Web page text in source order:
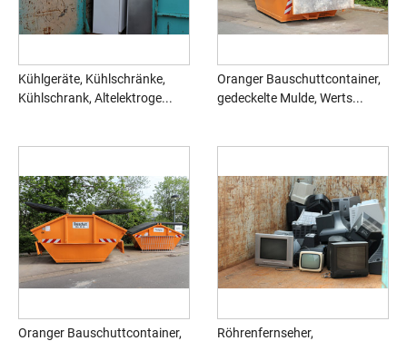
Kühlgeräte, Kühlschränke,
Kühlschrank, Altelektroge...
Oranger Bauschuttcontainer,
gedeckelte Mulde, Werts...
Oranger Bauschuttcontainer,
Röhrenfernseher,